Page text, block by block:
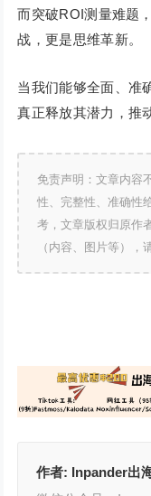
而突破ROI测量难题
战，更是思维革新。
当我们能够全面、准
真正释放其潜力，推
免责声明：文章内容
性、完整性、准确性
考，文章版权归原作
（内容、图片等），
作者: Inpander出